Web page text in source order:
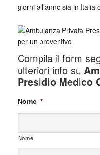
giorni all’anno sia in Italia
Compila il form
ulteriori info su
Presidio Medico
Nome *
Nome